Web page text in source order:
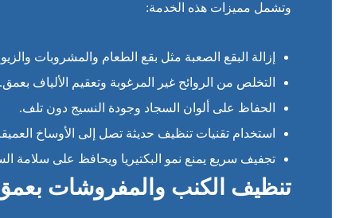
وتشمل مميزات هذه الخدمة:
إزالة البقع الصعبة مثل بقع الطعام والمشروبات
التخلص من الروائح غير المرغوبة وتعقيم الألياف بعمق.
الحفاظ على ألوان السجاد وجودة النسيج دون تلف.
استخدام تقنيات تنظيف حديثة تصل إلى الأوساخ
تجفيف سريع يمنع نمو البكتيريا ويحافظ على سلامة
تنظيف الكنب والمفروشات